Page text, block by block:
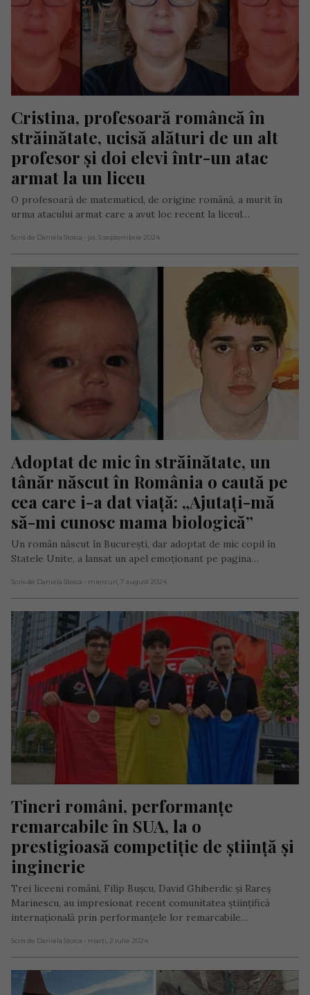
Cristina, profesoară româncă în
străinătate, ucisă alături de un alt
profesor și doi elevi într-un atac
armat la un liceu
O profesoară de matematicd, de origine română, a murit în
urma atacului armat care a avut loc recent la liceul…
Scris de Daniela Stoica - joi, 5 septembrie 2024
Adoptat de mic în străinătate, un
tânăr născut în România o caută pe
cea care i-a dat viață: „Ajutați-mă
să-mi cunosc mama biologică”
Un român născut în București, dar adoptat de mic copil în
Statele Unite, a lansat un apel emoționant pe pagina…
Scris de Daniela Stoica - miercuri, 7 august 2024
Tineri români, performanțe
remarcabile în SUA, la o
prestigioasă competiție de știință și
inginerie
Trei liceeni români, Filip Bușcu, David Ghiberdic și Rareș
Marinescu, au impresionat recent comunitatea științifică
internațională prin performanțele lor remarcabile…
Scris de Daniela Stoica - marți, 2 iulie 2024